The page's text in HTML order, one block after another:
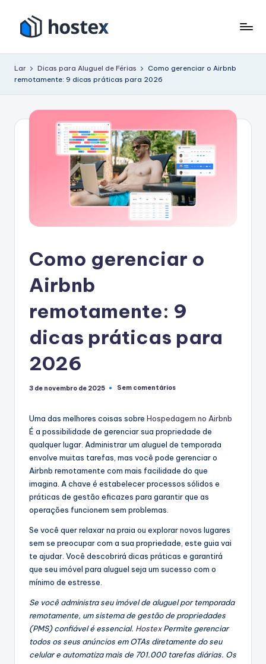
o
conteúdo
o
s
aluguel
no
automático
Lar Dicas para Aluguel de Férias
Como gerenciar o Airbnb
remotamente: 9 dicas práticas para 2026
Como gerenciar o
Airbnb
remotamente: 9
dicas práticas para
2026
3 de novembro de 2025 Sem comentários
Uma das melhores coisas sobre Hospedagem no Airbnb
É a possibilidade de gerenciar sua propriedade de
qualquer lugar. Administrar um aluguel de temporada
envolve muitas tarefas, mas você pode gerenciar o
Airbnb remotamente com mais facilidade do que
imagina. A chave é estabelecer processos sólidos e
práticas de gestão eficazes para garantir que as
operações funcionem sem problemas.
Se você quer relaxar na praia ou explorar novos lugares
sem se preocupar com a sua propriedade, este guia vai
te ajudar. Você descobrirá dicas práticas e garantirá
que seu imóvel para aluguel seja um sucesso com o
mínimo de estresse.
Se você administra seu imóvel de aluguel por temporada
remotamente, um sistema de gestão de propriedades
(PMS) confiável é essencial. HostexPermite gerenciar
todos os seus anúncios em OTAs diretamente do seu
celular e automatiza mais de 701.000 tarefas diárias. Os